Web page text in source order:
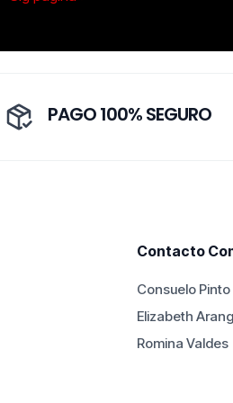
PAGO 100% SEGURO
Contacto
Consuelo Pinto
Elizabeth
Romina Valdes